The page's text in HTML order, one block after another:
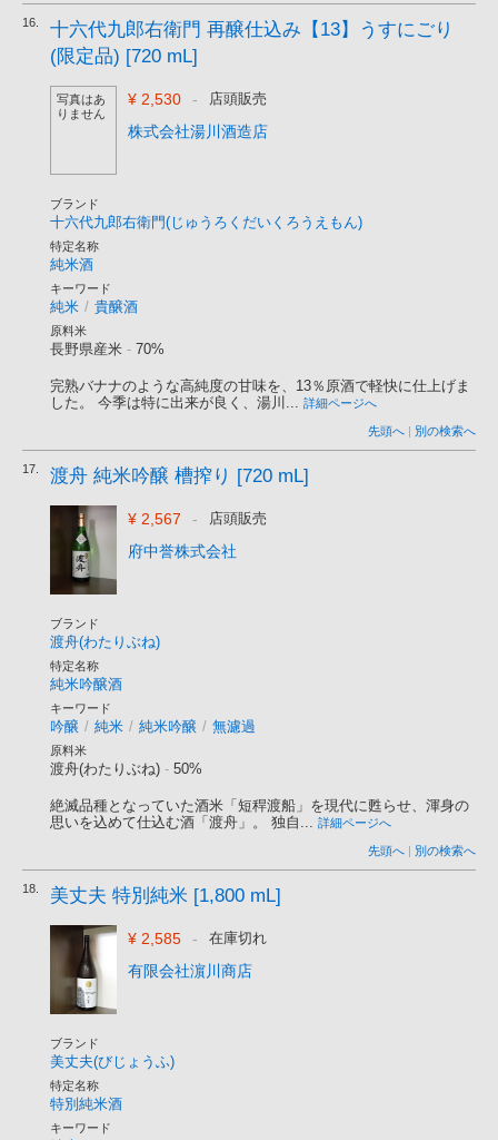
16.
十六代九郎右衛門 再醸仕込み【13】うすにごり
(限定品) [720 mL]
写真はあ
りません
¥ 2,530 - 店頭販売
株式会社湯川酒造店
ブランド
十六代九郎右衛門(じゅうろくだいくろうえもん)
特定名称
純米酒
キーワード
純米 / 貴醸酒
原料米
長野県産米 - 70%
完熟バナナのような高純度の甘味を、13％原酒で軽快に仕上げま
した。 今季は特に出来が良く、湯川... 詳細ページへ
先頭へ | 別の検索へ
17. 渡舟 純米吟醸 槽搾り [720 mL]
¥ 2,567 - 店頭販売
府中誉株式会社
ブランド
渡舟(わたりぶね)
特定名称
純米吟醸酒
キーワード
吟醸 / 純米 / 純米吟醸 / 無濾過
原料米
渡舟(わたりぶね) - 50%
絶滅品種となっていた酒米「短稈渡船」を現代に甦らせ、渾身の
思いを込めて仕込む酒「渡舟」。 独自... 詳細ページへ
先頭へ | 別の検索へ
18. 美丈夫 特別純米 [1,800 mL]
¥ 2,585 - 在庫切れ
有限会社濵川商店
ブランド
美丈夫(びじょうふ)
特定名称
特別純米酒
キーワード